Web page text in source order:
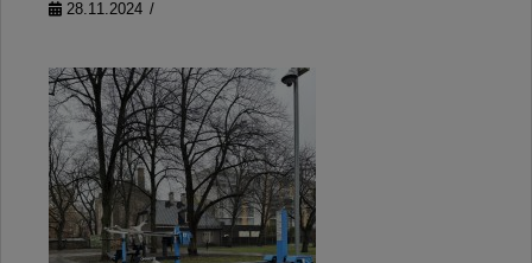
28.11.2024